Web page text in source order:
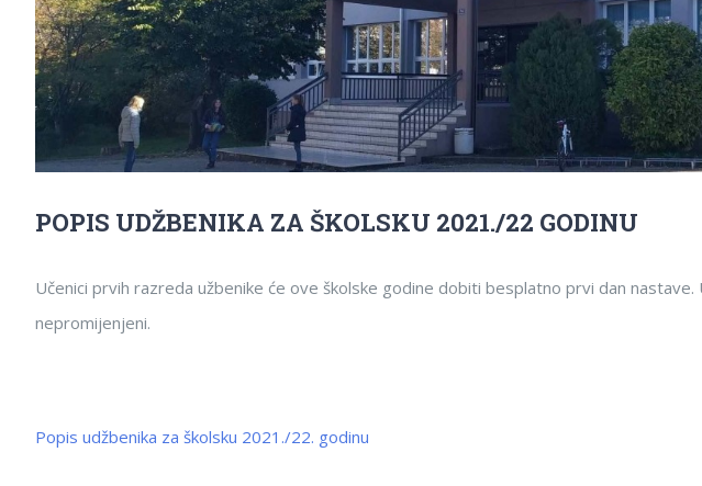
POPIS UDŽBENIKA ZA ŠKOLSKU 2021./22 GODINU
Učenici prvih razreda užbenike će ove školske godine dobiti besplatno prvi dan
nepromijenjeni.
Popis udžbenika za školsku 2021./22. godinu